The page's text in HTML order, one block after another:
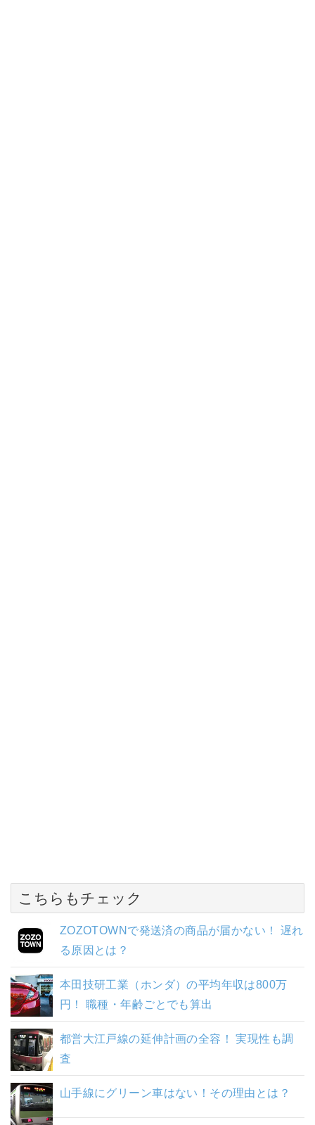
こちらもチェック
ZOZOTOWNで発送済の商品が届かない！ 遅れ
る原因とは？
本田技研工業（ホンダ）の平均年収は800万
円！ 職種・年齢ごとでも算出
都営大江戸線の延伸計画の全容！ 実現性も調
査
山手線にグリーン車はない！その理由とは？